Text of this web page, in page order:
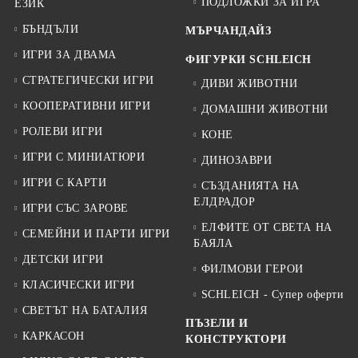
ЕЗИК
БЪНДЪЛИ
ИГРИ ЗА ДВАМА
СТРАТЕГИЧЕСКИ ИГРИ
КООПЕРАТИВНИ ИГРИ
РОЛЕВИ ИГРИ
ИГРИ С МИНИАТЮРИ
ИГРИ С КАРТИ
ИГРИ СЪС ЗАРОВЕ
СЕМЕЙНИ И ПАРТИ ИГРИ
ДЕТСКИ ИГРИ
КЛАСИЧЕСКИ ИГРИ
СВЕТЪТ НА БАТАЛИЯ
КАРКАСОН
МЪРЧАНДАЙЗ
ФИГУРКИ SCHLEICH
ДИВИ ЖИВОТНИ
ДОМАШНИ ЖИВОТНИ
КОНЕ
ДИНОЗАВРИ
СЪЗДАНИЯТА НА
ЕЛДРАДОР
ЕЛФИТЕ ОТ СВЕТА НА
БАЯЛА
ФИЛМОВИ ГЕРОИ
SCHLEICH - Супер оферти
ПЪЗЕЛИ И
КОНСТРУКТОРИ